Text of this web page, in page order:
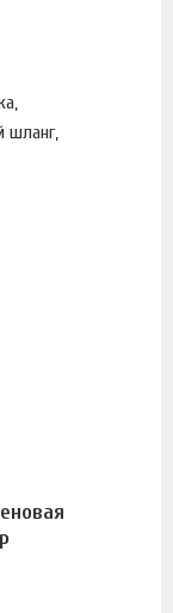
шланг,